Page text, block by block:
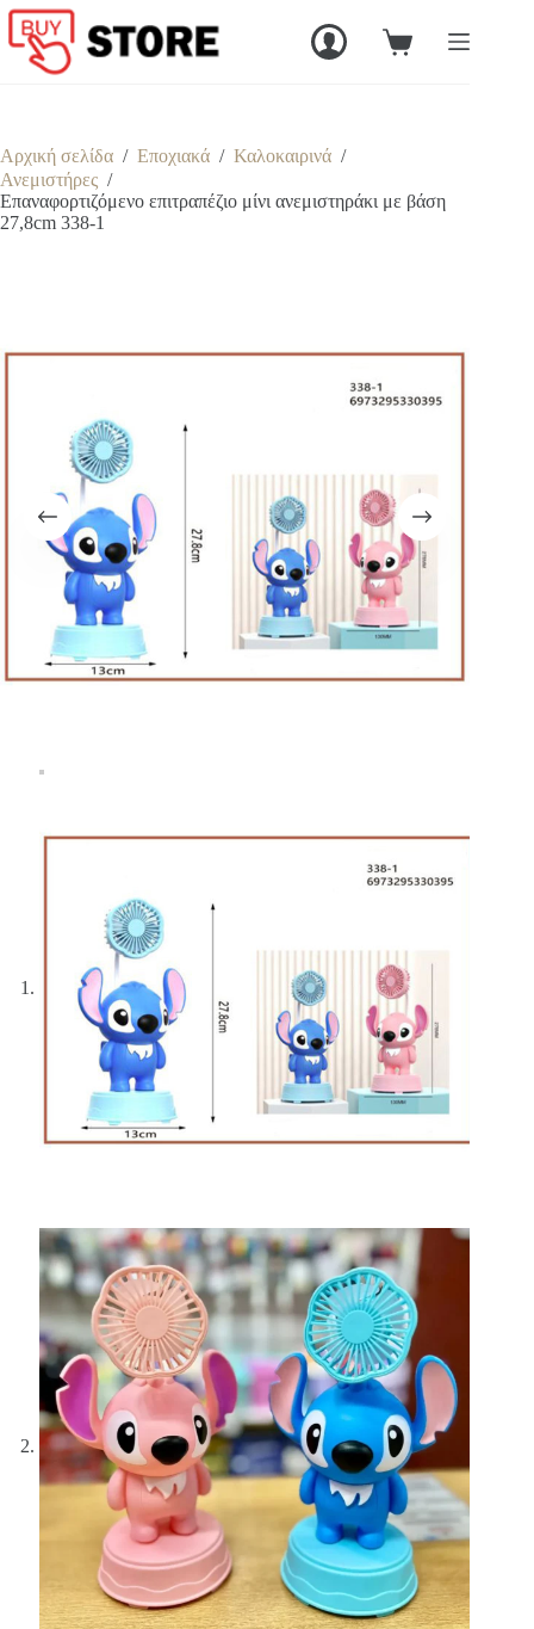
Μετάβαση
στο
περιεχόμενο
Καλάθι
Αρχική σελίδα / Εποχιακά / Καλοκαιρινά /
Ανεμιστήρες /
Επαναφορτιζόμενο επιτραπέζιο μίνι ανεμιστηράκι με βάση
27,8cm 338-1